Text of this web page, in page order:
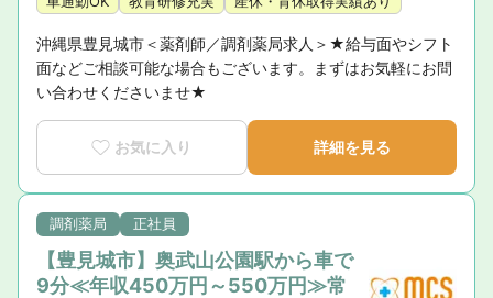
沖縄県豊見城市＜薬剤師／調剤薬局求人＞★給与面やシフト
面などご相談可能な場合もございます。まずはお気軽にお問
い合わせくださいませ★
お気に入り 詳細を見る
調剤薬局 正社員
【豊見城市】奥武山公園駅から車で
9分≪年収450万円～550万円≫常